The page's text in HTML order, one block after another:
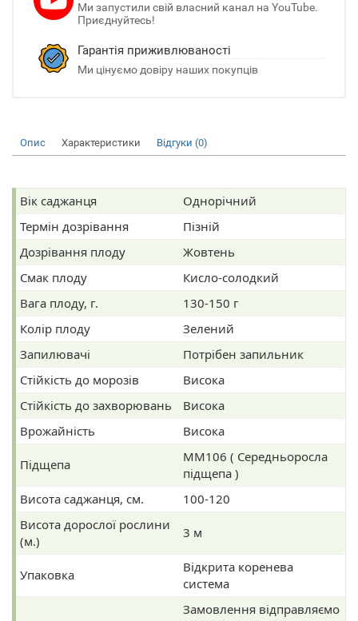
Ми запустили свій власний канал на YouTube.
Приєднуйтесь!
Гарантія приживлюваності
Ми цінуємо довіру наших покупців
Опис Характеристики Відгуки (0)
Вік саджанця
Однорічний
Термін дозрівання
Пізній
Дозрівання плоду
Жовтень
Смак плоду
Кисло-солодкий
Вага плоду, г.
130-150 г
Колір плоду
Зелений
Запилювачі
Потрібен запильник
Стійкість до морозів
Висока
Стійкість до захворювань
Висока
Врожайність
Висока
Підщепа
ММ106 ( Середньоросла
підщепа )
Висота саджанця, см.
100-120
Висота дорослої рослини
(м.)
3 м
Упаковка
Відкрита коренева
система
Замовлення відправляємо